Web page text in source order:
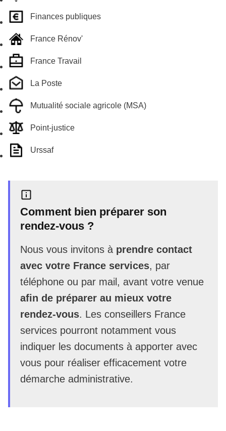
Finances publiques
France Rénov'
France Travail
La Poste
Mutualité sociale agricole (MSA)
Point-justice
Urssaf
Comment bien préparer son
rendez-vous ?
Nous vous invitons à prendre contact
avec votre France services, par
téléphone ou par mail, avant votre venue
afin de préparer au mieux votre
rendez-vous. Les conseillers France
services pourront notamment vous
indiquer les documents à apporter avec
vous pour réaliser efficacement votre
démarche administrative.